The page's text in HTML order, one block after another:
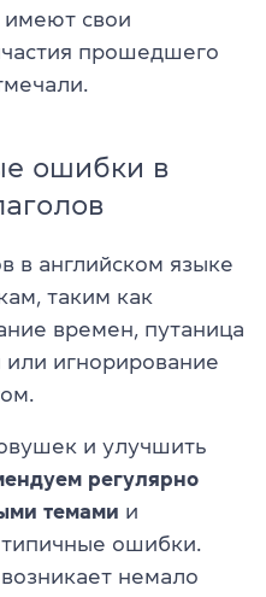
имеют свои
прошедшего
ошибки в
в английском языке
таким как
времен, путаница
игнорирование
и улучшить
регулярно
темами и
ошибки.
немало